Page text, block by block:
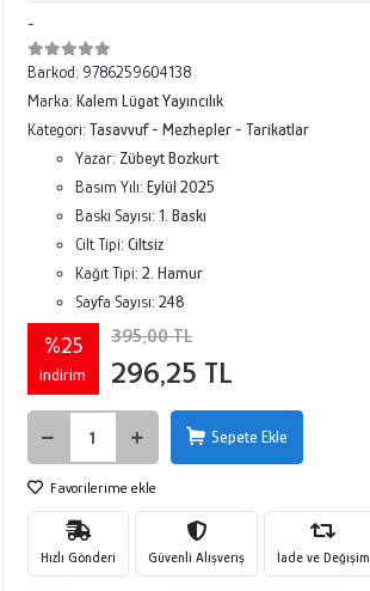
-
Barkod: 9786259604138
Marka: Kalem Lügat Yayıncılık
Kategori: Tasavvuf - Mezhepler - Tarikatlar
Yazar: Zübeyt Bozkurt
Basım Yılı: Eylül 2025
Baskı Sayısı: 1. Baskı
Cilt Tipi: Ciltsiz
Kağıt Tipi: 2. Hamur
Sayfa Sayısı: 248
%25
indirim
395,00 TL
296,25 TL
Sepete Ekle
Favorilerime ekle
Hızlı Gönderi Güvenli Alışveriş İade ve Değişim